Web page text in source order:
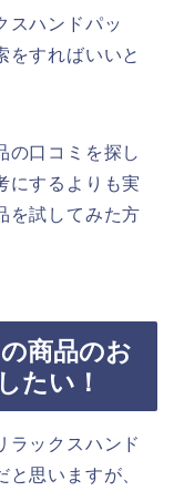
スハンドパッ
すればいいと
の口コミを探し
にするよりも実
を試してみた方
商品のお
たい！
ラックスハンド
思いますが、